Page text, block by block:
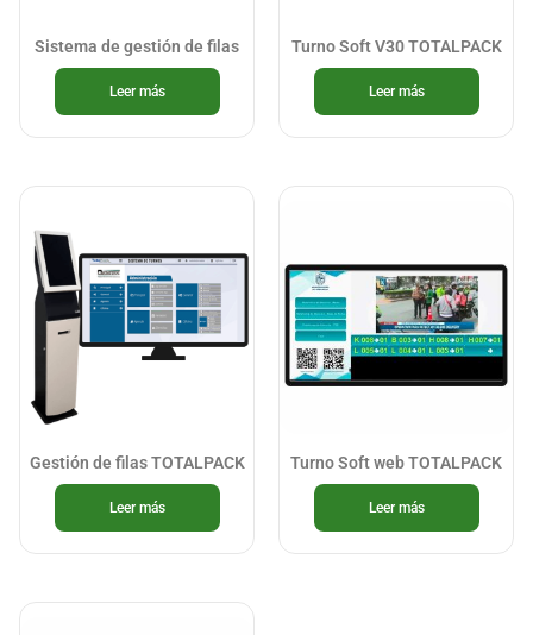
Sistema de gestión de filas
Leer más
Turno Soft V30 TOTALPACK
Leer más
Gestión de filas TOTALPACK
Leer más
Turno Soft web TOTALPACK
Leer más